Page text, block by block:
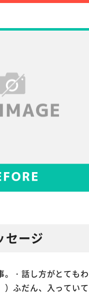
セージ
・話し方がとても
ふだん、入ってい